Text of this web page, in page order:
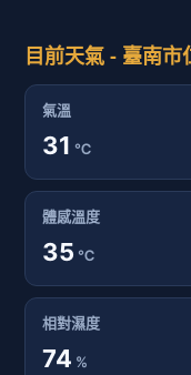
目前天氣 - 臺南市
氣溫
31 ℃
體感溫度
35 ℃
相對濕度
74 %